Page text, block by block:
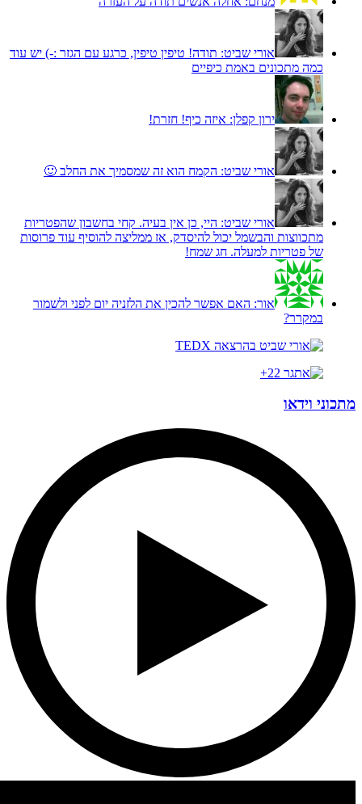
אורי שביט: תודה! טיפין טיפין, כרגע עם הגזר :-) יש עוד
כמה מתכונים באמת כיפיים
ירון קפלן: איזה כיף! חזרת!
אורי שביט: הקמח הוא זה שמסמיך את החלב 🙂
אורי שביט: היי, כן אין בעיה. קחי בחשבון שהפטריות
מתכווצות והבשמל יכול להיסדק, אז ממליצה להוסיף עוד פרוסות
של פטריות למעלה. חג שמח!
אור: האם אפשר להכין את הלזניה יום לפני ולשמור
במקרר?
מתכוני וידאו